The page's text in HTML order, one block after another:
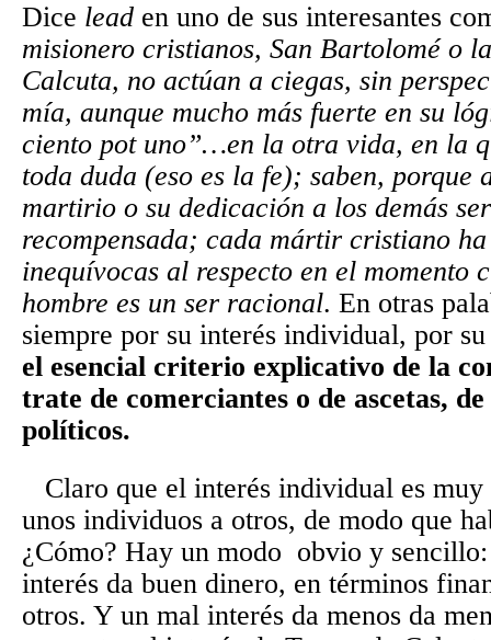
Dice lead en uno de sus interesantes
misionero cristianos, San Bartolomé o
Calcuta, no actúan a ciegas, sin
mía, aunque mucho más fuerte en su
ciento pot uno”…en la otra vida, en la
toda duda (eso es la fe); saben, porque
martirio o su dedicación a los demás
recompensada; cada mártir cristiano
inequívocas al respecto en el
hombre es un ser racional. En otras
siempre por su interés individual, por
el esencial criterio explicativo de la
trate de comerciantes o de ascetas,
políticos.
Claro que el interés individual es
unos individuos a otros, de modo que
¿Cómo? Hay un modo obvio y
interés da buen dinero, en términos
otros. Y un mal interés da menos da